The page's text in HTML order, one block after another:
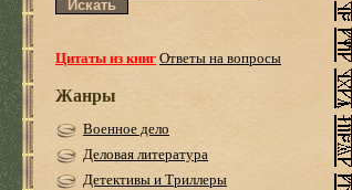
Цитаты из книгОтветы на вопросы
Жанры
Военное дело
Деловая литература
Детективы и Триллеры